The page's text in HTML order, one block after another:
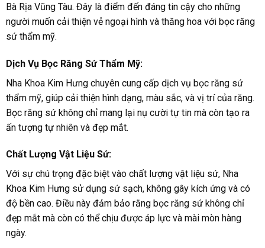
Bà Rịa Vũng Tàu. Đây là điểm đến đáng tin cậy cho những
người muốn cải thiện vẻ ngoại hình và thăng hoa với bọc răng
sứ thẩm mỹ.
Dịch Vụ Bọc Răng Sứ Thẩm Mỹ:
Nha Khoa Kim Hưng chuyên cung cấp dịch vụ bọc răng sứ
thẩm mỹ, giúp cải thiện hình dạng, màu sắc, và vị trí của răng.
Bọc răng sứ không chỉ mang lại nụ cười tự tin mà còn tạo ra
ấn tượng tự nhiên và đẹp mắt.
Chất Lượng Vật Liệu Sứ:
Với sự chú trọng đặc biệt vào chất lượng vật liệu sứ, Nha
Khoa Kim Hưng sử dụng sứ sạch, không gây kích ứng và có
độ bền cao. Điều này đảm bảo rằng bọc răng sứ không chỉ
đẹp mắt mà còn có thể chịu được áp lực và mài mòn hàng
ngày.